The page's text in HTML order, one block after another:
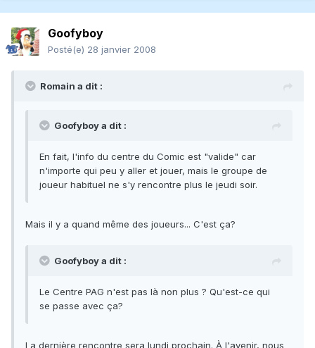
Goofyboy
Posté(e) 28 janvier 2008
Romain a dit :
Goofyboy a dit :
En fait, l'info du centre du Comic est "valide" car
n'importe qui peu y aller et jouer, mais le groupe de
joueur habituel ne s'y rencontre plus le jeudi soir.
Mais il y a quand même des joueurs... C'est ça?
Goofyboy a dit :
Le Centre PAG n'est pas là non plus ? Qu'est-ce qui
se passe avec ça?
La dernière rencontre sera lundi prochain. À l'avenir, nous